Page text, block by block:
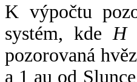
K výpočtu
systém, kde H
pozorovaná
a 1 au od